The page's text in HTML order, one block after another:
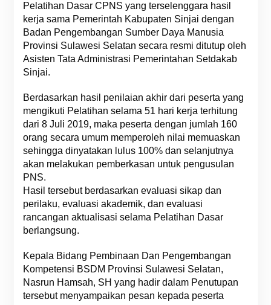
Pelatihan Dasar CPNS yang terselenggara hasil
kerja sama Pemerintah Kabupaten Sinjai dengan
Badan Pengembangan Sumber Daya Manusia
Provinsi Sulawesi Selatan secara resmi ditutup oleh
Asisten Tata Administrasi Pemerintahan Setdakab
Sinjai.
Berdasarkan hasil penilaian akhir dari peserta yang
mengikuti Pelatihan selama 51 hari kerja terhitung
dari 8 Juli 2019, maka peserta dengan jumlah 160
orang secara umum memperoleh nilai memuaskan
sehingga dinyatakan lulus 100% dan selanjutnya
akan melakukan pemberkasan untuk pengusulan
PNS.
Hasil tersebut berdasarkan evaluasi sikap dan
perilaku, evaluasi akademik, dan evaluasi
rancangan aktualisasi selama Pelatihan Dasar
berlangsung.
Kepala Bidang Pembinaan Dan Pengembangan
Kompetensi BSDM Provinsi Sulawesi Selatan,
Nasrun Hamsah, SH yang hadir dalam Penutupan
tersebut menyampaikan pesan kepada peserta